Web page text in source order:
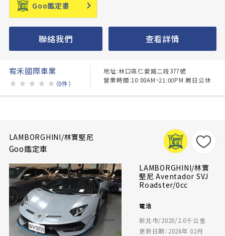
Goo鑑定書
聯絡我們 查看詳情
宥禾國際車業
★ ★ ★ ★ ★ （0件）
地址:林口區仁愛路二段377號
營業時間:10:00AM~21:00PM 周日公休
LAMBORGHINI/林寶堅尼
Goo鑑定車
LAMBORGHINI/林寶
堅尼 Aventador SVJ
Roadster/0cc
電洽
新北市/2020/2.0千公里
更新日期：2026年 02月